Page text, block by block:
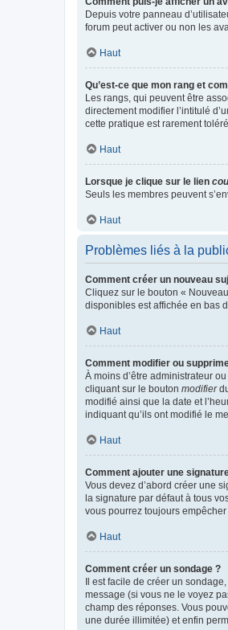
Depuis votre panneau
forum peut activer ou non les
Haut
Qu’est-ce que mon rang et
Les rangs, qui peuvent être
directement modifier l’intitulé
cette pratique est rarement
Haut
Lorsque je clique sur le lien
Seuls les membres peuvent
Haut
Problèmes liés à la
Comment créer un nouveau
Cliquez sur le bouton «
disponibles est affichée en bas
Haut
Comment modifier ou
À moins d’être administrateur
cliquant sur le bouton modifier
modifié ainsi que la date et
indiquant qu’ils ont modifié le
Haut
Comment ajouter une
Vous devez d’abord créer une
la signature par défaut à tous
vous pourrez toujours
Haut
Comment créer un sondage ?
Il est facile de créer un
message (si vous ne le voyez
champ des réponses. Vous
une durée illimitée) et enfin